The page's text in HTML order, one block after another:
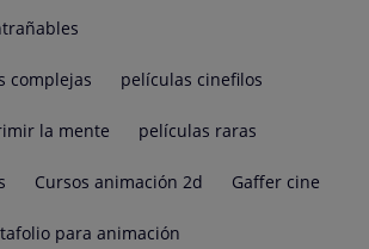
complejas películas cinefilos
la mente películas raras
Cursos animación 2d Gaffer cine
para animación